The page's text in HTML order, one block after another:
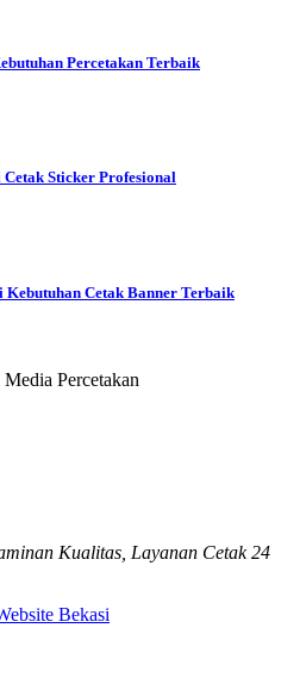
Percetakan Terbaik
Sticker Profesional
Kebutuhan Cetak Banner Terbaik
Kualitas, Layanan Cetak 24
Bekasi